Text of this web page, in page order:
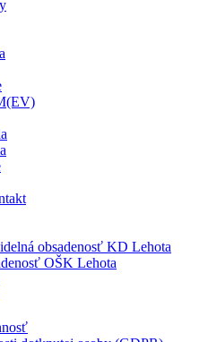
obsadenosť KD Lehota
OŠK Lehota